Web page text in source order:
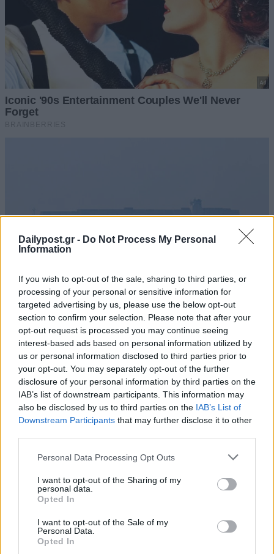
Dailypost.gr - Do Not Process My Personal
Information
If you wish to opt-out of the sale, sharing to third parties, or
processing of your personal or sensitive information for
targeted advertising by us, please use the below opt-out
section to confirm your selection. Please note that after your
opt-out request is processed you may continue seeing
interest-based ads based on personal information utilized by
us or personal information disclosed to third parties prior to
your opt-out. You may separately opt-out of the further
disclosure of your personal information by third parties on the
IAB’s list of downstream participants. This information may
also be disclosed by us to third parties on the IAB’s List of
Downstream Participants that may further disclose it to other
Personal Data Processing Opt Outs
I want to opt-out of the Sharing of my
personal data.
Opted In
I want to opt-out of the Sale of my
Personal Data.
Opted In